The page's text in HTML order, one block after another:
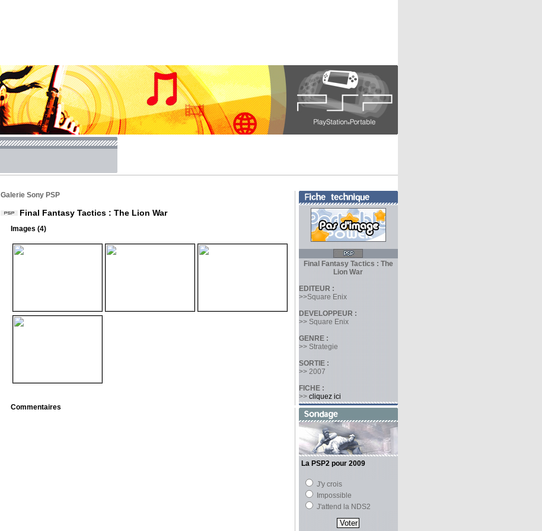
Galerie Sony PSP
Final Fantasy Tactics : The Lion War
Images (4)
Commentaires
Final Fantasy Tactics : The
Lion War
EDITEUR :
>>Square Enix
DEVELOPPEUR :
>> Square Enix
GENRE :
>> Strategie
SORTIE :
>> 2007
FICHE :
>> cliquez ici
La PSP2 pour 2009
J'y crois
Impossible
J'attend la NDS2